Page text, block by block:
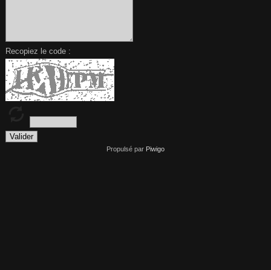
Recopiez le code :
Propulsé par Piwigo